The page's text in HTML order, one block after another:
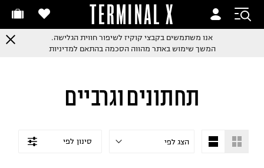
TERMINAL X
אנו משתמשים בקבצי קוקיז לשיפור חווית הגלישה.
המשך שימוש באתר מהווה הסכמה בהתאם למדיניות
תחתונים וגרביים
סינון לפי